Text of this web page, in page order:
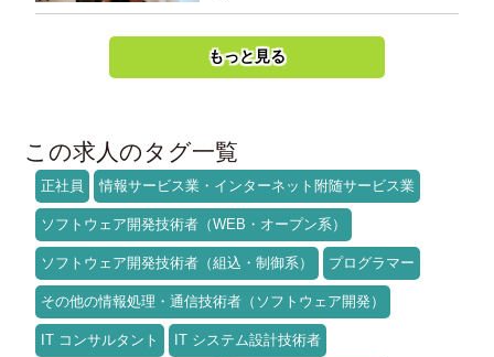
もっと見る
この求人のタグ一覧
正社員 情報サービス業・インターネット附随サービス業
ソフトウェア開発技術者（WEB・オープン系）
ソフトウェア開発技術者（組込・制御系） プログラマー
その他の情報処理・通信技術者（ソフトウェア開発）
IT コンサルタント IT システム設計技術者